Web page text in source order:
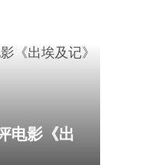
电影《出